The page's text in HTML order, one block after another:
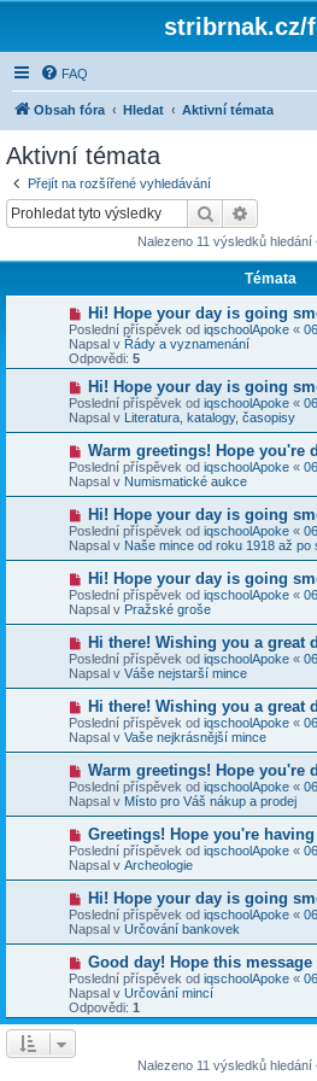
stribrnak.cz/
FAQ
Obsah fóra Hledat Aktivní témata
Aktivní témata
Přejít na rozšířené vyhledávání
Hledat
Nalezeno 11 výsledků hledání
Témata
N
o
v
ý
p
s
p
v
e
k
Hi! Hope your day is going
Poslední příspěvek od iqschoolApoke «
Napsal v Řády a vyznamenání
Odpovědi: 5
N
o
v
ý
p
í
s
p
v
e
k
Hi! Hope your day is going
Poslední příspěvek od iqschoolApoke «
Napsal v Literatura, katalogy, časopisy
N
o
v
ý
p
í
s
p
v
e
k
Warm greetings! Hope you're
Poslední příspěvek od iqschoolApoke «
Napsal v Numismatické aukce
N
o
v
ý
p
í
s
p
v
e
k
Hi! Hope your day is going
Poslední příspěvek od iqschoolApoke «
Napsal v Naše mince od roku 1918 až po
N
o
v
ý
p
í
s
p
v
e
k
Hi! Hope your day is going
Poslední příspěvek od iqschoolApoke «
Napsal v Pražské groše
N
o
v
ý
p
í
s
p
ě
v
e
k
Hi there! Wishing you a great
Poslední příspěvek od iqschoolApoke «
Napsal v Váše nejstarší mince
N
o
v
ý
p
í
s
p
ě
v
e
k
Hi there! Wishing you a great
Poslední příspěvek od iqschoolApoke «
Napsal v Vaše nejkrásnější mince
N
o
v
ý
í
s
p
v
e
k
Warm greetings! Hope you're
Poslední příspěvek od iqschoolApoke «
Napsal v Místo pro Váš nákup a prodej
N
o
v
ý
p
í
s
p
ě
v
e
k
Greetings! Hope you're
Poslední příspěvek od iqschoolApoke «
Napsal v Archeologie
N
o
v
ý
í
s
p
ě
Hi! Hope your day is going
Poslední příspěvek od iqschoolApoke «
Napsal v Určování bankovek
N
o
v
ý
p
Good day! Hope this
Poslední příspěvek od iqschoolApoke «
Napsal v Určování mincí
Odpovědi: 1
Nalezeno 11 výsledků hledání